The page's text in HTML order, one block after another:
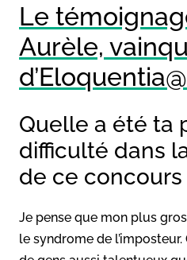
Le
Aurèle,
Quelle a été ta
difficulté dans
de ce concours
Je pense que mon plus
le syndrome de